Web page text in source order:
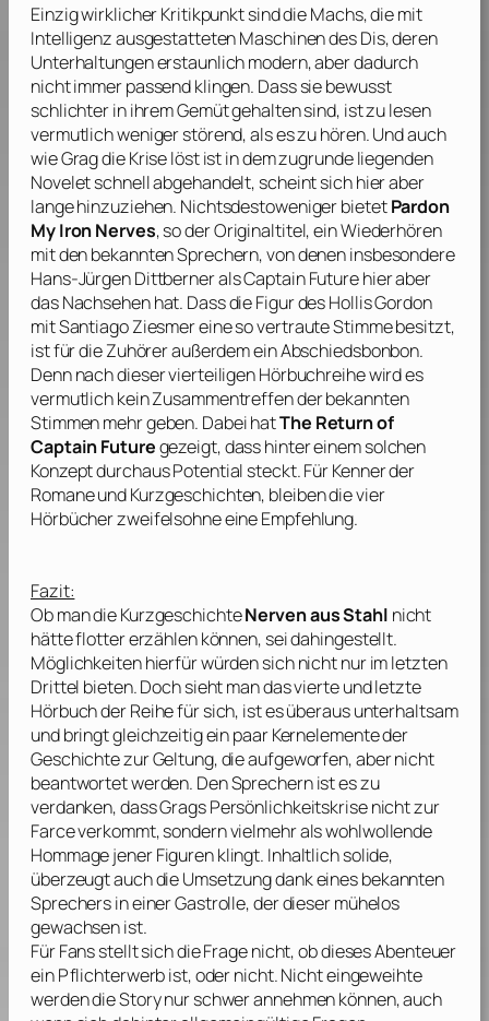
Einzig wirklicher Kritikpunkt sind die Machs, die mit
Intelligenz ausgestatteten Maschinen des Dis, deren
Unterhaltungen erstaunlich modern, aber dadurch
nicht immer passend klingen. Dass sie bewusst
schlichter in ihrem Gemüt gehalten sind, ist zu lesen
vermutlich weniger störend, als es zu hören. Und auch
wie Grag die Krise löst ist in dem zugrunde liegenden
Novelet schnell abgehandelt, scheint sich hier aber
lange hinzuziehen. Nichtsdestoweniger bietetPardon
My Iron Nerves, so der Originaltitel, ein Wiederhören
mit den bekannten Sprechern, von denen insbesondere
Hans-Jürgen Dittbernerals Captain Future hier aber
das Nachsehen hat. Dass die Figur des Hollis Gordon
mitSantiago Ziesmereine so vertraute Stimme besitzt,
ist für die Zuhörer außerdem ein Abschiedsbonbon.
Denn nach dieser vierteiligen Hörbuchreihe wird es
vermutlich kein Zusammentreffen der bekannten
Stimmen mehr geben. Dabei hatThe Return of
Captain Futuregezeigt, dass hinter einem solchen
Konzept durchaus Potential steckt. Für Kenner der
Romane und Kurzgeschichten, bleiben die vier
Hörbücher zweifelsohne eine Empfehlung.
Fazit:
Ob man die KurzgeschichteNerven aus Stahl nicht
hätte flotter erzählen können, sei dahingestellt.
Möglichkeiten hierfür würden sich nicht nur im letzten
Drittel bieten. Doch sieht man das vierte und letzte
Hörbuch der Reihe für sich, ist es überaus unterhaltsam
und bringt gleichzeitig ein paar Kernelemente der
Geschichte zur Geltung, die aufgeworfen, aber nicht
beantwortet werden. Den Sprechern ist es zu
verdanken, dass Grags Persönlichkeitskrise nicht zur
Farce verkommt, sondern vielmehr als wohlwollende
Hommage jener Figuren klingt. Inhaltlich solide,
überzeugt auch die Umsetzung dank eines bekannten
Sprechers in einer Gastrolle, der dieser mühelos
gewachsen ist.
Für Fans stellt sich die Frage nicht, ob dieses Abenteuer
ein Pflichterwerb ist, oder nicht. Nicht eingeweihte
werden die Story nur schwer annehmen können, auch